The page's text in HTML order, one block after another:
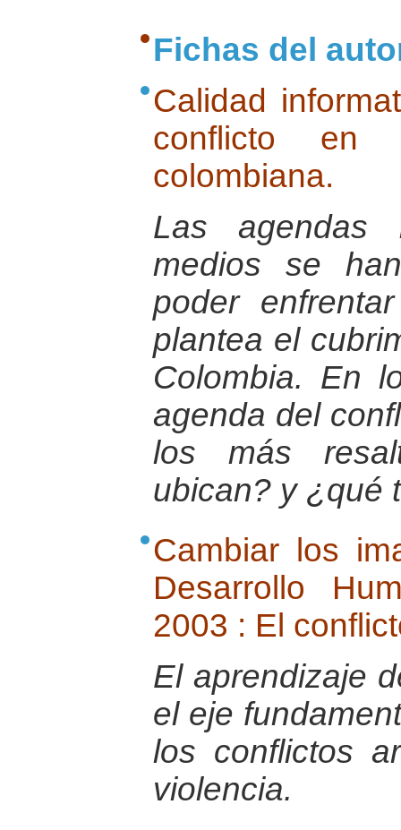
Fichas del
Calidad
conflicto en
colombiana.
Las agendas
medios se
poder
plantea el
Colombia. En
agenda del
los más
ubican? y ¿qué
Cambiar los
Desarrollo
2003 : El
El aprendizaje
el eje
los conflictos
violencia.